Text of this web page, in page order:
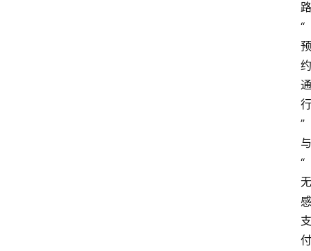
路
“
预
约
通
行
”
与
“
无
感
支
付